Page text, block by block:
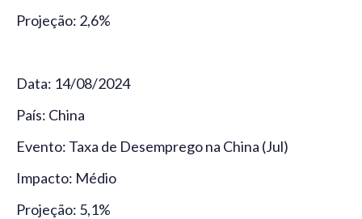
Projeção: 2,6%
Data: 14/08/2024
País: China
Evento: Taxa de Desemprego na China (Jul)
Impacto: Médio
Projeção: 5,1%